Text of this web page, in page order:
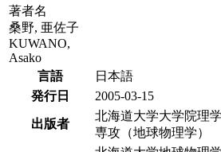
著者名
桑野, 亜佐子
KUWANO,
Asako
言語
日本語
発行日
2005-03-15
出版者
北海道大学大学院理
専攻（地球物理学）